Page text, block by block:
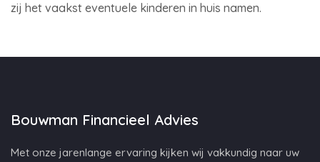
zij het vaakst eventuele kinderen in huis namen.
Bouwman Financieel Advies
Met onze jarenlange ervaring kijken wij vakkundig naar uw